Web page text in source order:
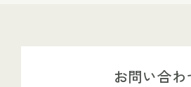
お問い合わ